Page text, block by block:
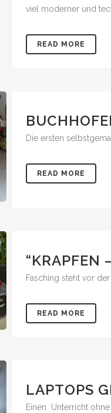
viel moderner und
READ MORE
Die ersten
READ MORE
“KRAPFEN
Fasching steht vor
READ MORE
LAPTOPS
Einen Unterricht